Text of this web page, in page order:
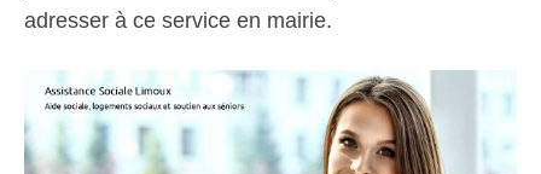
adresser à ce service en mairie.